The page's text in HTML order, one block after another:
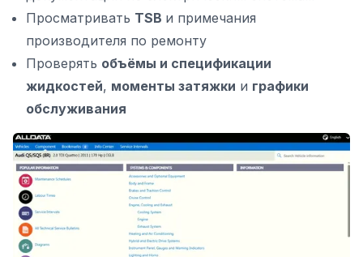
Просматривать TSB и примечания
производителя по ремонту
Проверять объёмы и спецификации
жидкостей, моменты затяжки и графики
обслуживания